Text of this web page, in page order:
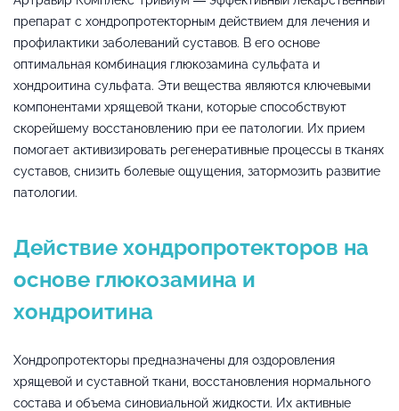
препарат с хондропротекторным действием для лечения и
профилактики заболеваний суставов. В его основе
оптимальная комбинация глюкозамина сульфата и
хондроитина сульфата. Эти вещества являются ключевыми
компонентами хрящевой ткани, которые способствуют
скорейшему восстановлению при ее патологии. Их прием
помогает активизировать регенеративные процессы в тканях
суставов, снизить болевые ощущения, затормозить развитие
патологии.
Действие хондропротекторов на
основе глюкозамина и
хондроитина
Хондропротекторы предназначены для оздоровления
хрящевой и суставной ткани, восстановления нормального
состава и объема синовиальной жидкости. Их активные